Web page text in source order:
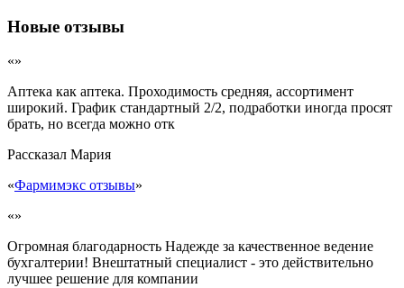
Новые отзывы
«»
Аптека как аптека. Проходимость средняя, ассортимент
широкий. График стандартный 2/2, подработки иногда просят
брать, но всегда можно отк
Рассказал Мария
«Фармимэкс отзывы»
«»
Огромная благодарность Надежде за качественное ведение
бухгалтерии! Внештатный специалист - это действительно
лучшее решение для компании